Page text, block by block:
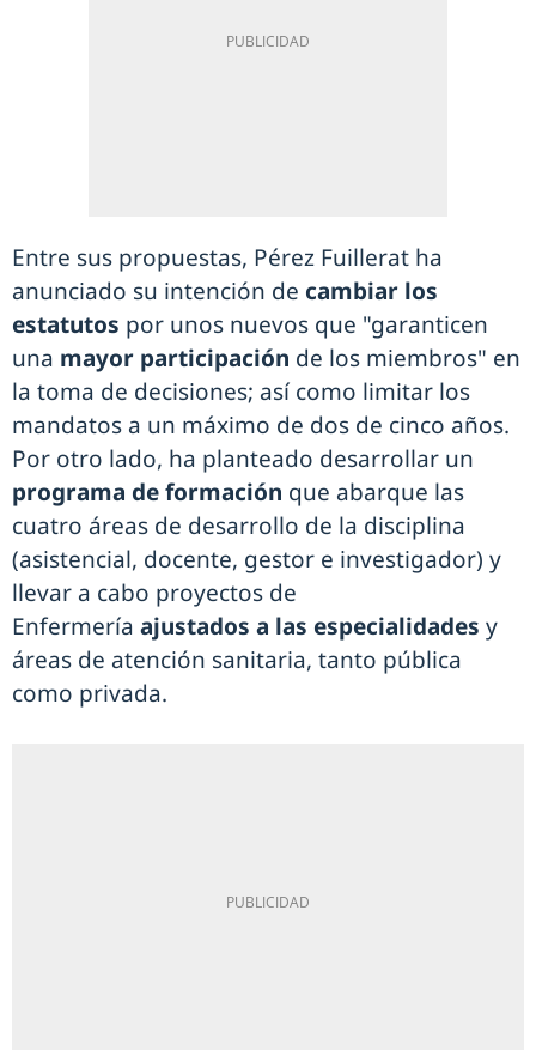
Entre sus propuestas, Pérez Fuillerat ha
anunciado su intención de cambiar los
estatutos por unos nuevos que "garanticen
una mayor participación de los miembros" en
la toma de decisiones; así como limitar los
mandatos a un máximo de dos de cinco años.
Por otro lado, ha planteado desarrollar un
programa de formación que abarque las
cuatro áreas de desarrollo de la disciplina
(asistencial, docente, gestor e investigador) y
llevar a cabo proyectos de
Enfermería ajustados a las especialidades y
áreas de atención sanitaria, tanto pública
como privada.